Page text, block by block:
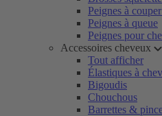
Peignes à
Peignes à queue
Peignes pour
Accessoires cheveux
Tout afficher
Élastiques à
Bigoudis
Chouchous
Barrettes &